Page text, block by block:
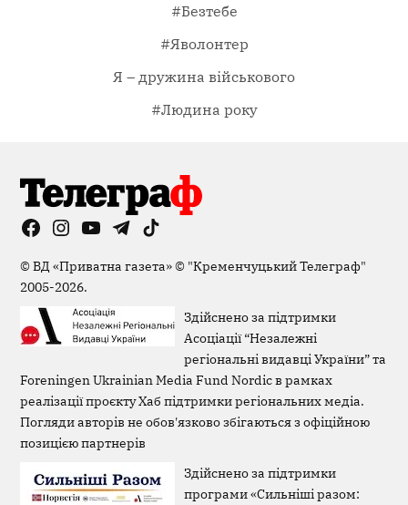
#Безтебе
#Яволонтер
Я – дружина військового
#Людина року
FacebookInstagram
YouTubeTelegramTikTok
©ВД «Приватна газета»© "Кременчуцький Телеграф"
2005-2026.
Здійснено за підтримки
Асоціації “Незалежні
регіональні видавці України” та
Foreningen Ukrainian Media Fund Nordic в рамках
реалізації проєкту Хаб підтримки регіональних медіа.
Погляди авторів не обов'язково збігаються з офіційною
позицією партнерів
Здійснено за підтримки
програми «Сильніші разом: